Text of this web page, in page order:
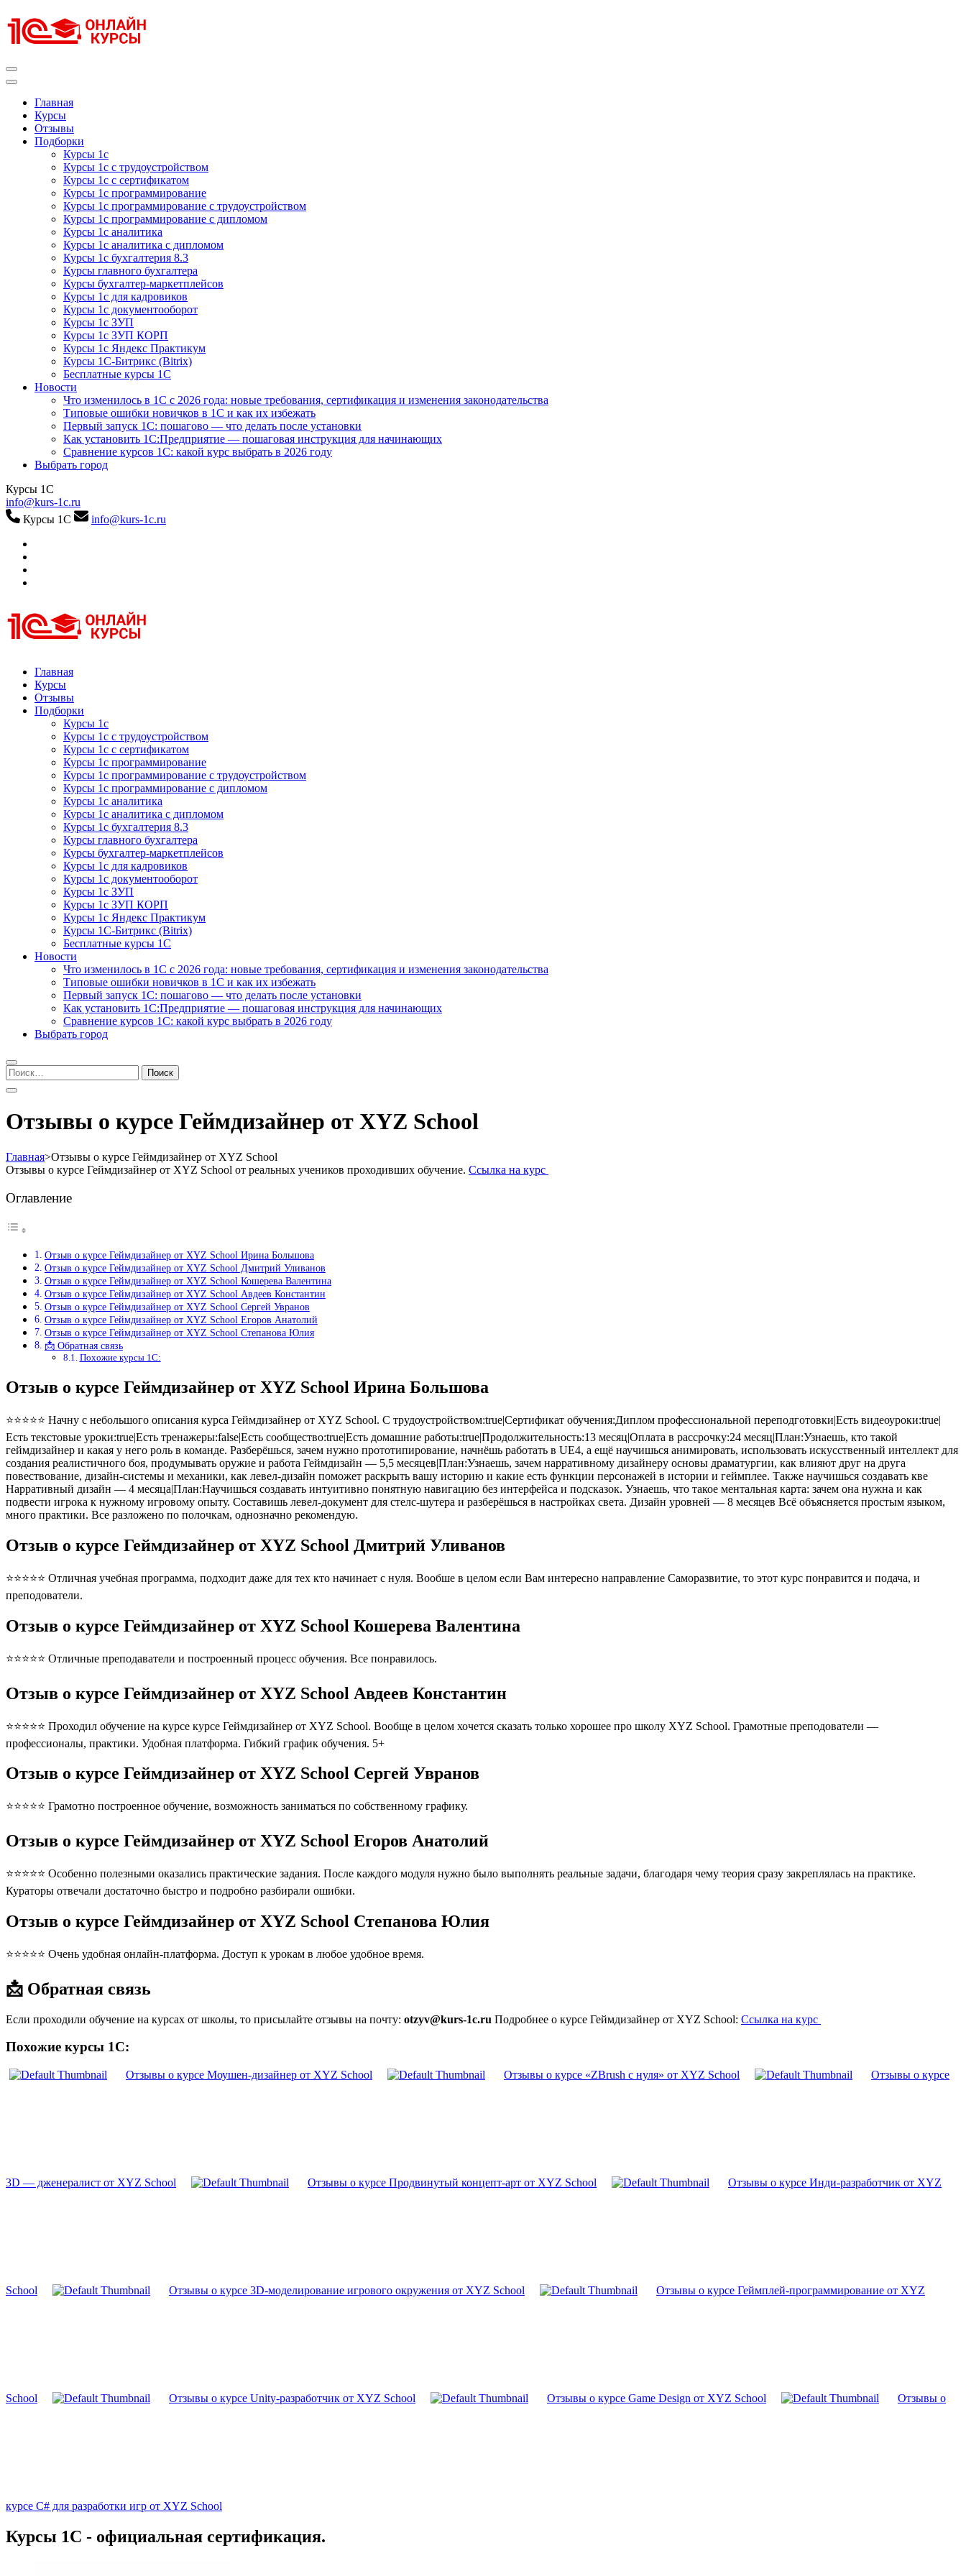
к
содержимому
Главная
Курсы
Отзывы
Подборки
Курсы 1с
Курсы 1с с трудоустройством
Курсы 1с с сертификатом
Курсы 1с программирование
Курсы 1с программирование с трудоустройством
Курсы 1с программирование с дипломом
Курсы 1с аналитика
Курсы 1с аналитика с дипломом
Курсы 1с бухгалтерия 8.3
Курсы главного бухгалтера
Курсы бухгалтер-маркетплейсов
Курсы 1с для кадровиков
Курсы 1с документооборот
Курсы 1с ЗУП
Курсы 1с ЗУП КОРП
Курсы 1с Яндекс Практикум
Курсы 1С-Битрикс (Bitrix)
Бесплатные курсы 1С
Новости
Что изменилось в 1С с 2026 года: новые требования, сертификация и изменения законодательства
Типовые ошибки новичков в 1С и как их избежать
Первый запуск 1С: пошагово — что делать после установки
Как установить 1С:Предприятие — пошаговая инструкция для начинающих
Сравнение курсов 1С: какой курс выбрать в 2026 году
Выбрать город
Курсы 1С
info@kurs-1c.ru
Курсы 1С
info@kurs-1c.ru
Курсы 1С
Курсы 1С официальная сертификация
Главная
Курсы
Отзывы
Подборки
Курсы 1с
Курсы 1с с трудоустройством
Курсы 1с с сертификатом
Курсы 1с программирование
Курсы 1с программирование с трудоустройством
Курсы 1с программирование с дипломом
Курсы 1с аналитика
Курсы 1с аналитика с дипломом
Курсы 1с бухгалтерия 8.3
Курсы главного бухгалтера
Курсы бухгалтер-маркетплейсов
Курсы 1с для кадровиков
Курсы 1с документооборот
Курсы 1с ЗУП
Курсы 1с ЗУП КОРП
Курсы 1с Яндекс Практикум
Курсы 1С-Битрикс (Bitrix)
Бесплатные курсы 1С
Новости
Что изменилось в 1С с 2026 года: новые требования, сертификация и изменения законодательства
Типовые ошибки новичков в 1С и как их избежать
Первый запуск 1С: пошагово — что делать после установки
Как установить 1С:Предприятие — пошаговая инструкция для начинающих
Сравнение курсов 1С: какой курс выбрать в 2026 году
Выбрать город
Найти:
Отзывы о курсе Геймдизайнер от XYZ School
Главная>Отзывы о курсе Геймдизайнер от XYZ School
Отзывы о курсе Геймдизайнер от XYZ School от реальных учеников проходивших обучение. Ссылка на курс
Оглавление
Отзыв о курсе Геймдизайнер от XYZ School Ирина Большова
Отзыв о курсе Геймдизайнер от XYZ School Дмитрий Уливанов
Отзыв о курсе Геймдизайнер от XYZ School Кошерева Валентина
Отзыв о курсе Геймдизайнер от XYZ School Авдеев Константин
Отзыв о курсе Геймдизайнер от XYZ School Сергей Увранов
Отзыв о курсе Геймдизайнер от XYZ School Егоров Анатолий
Отзыв о курсе Геймдизайнер от XYZ School Степанова Юлия
📩 Обратная связь
Похожие курсы 1С:
Отзыв о курсе Геймдизайнер от XYZ School Ирина Большова
⭐⭐⭐⭐⭐ Начну с небольшого описания курса Геймдизайнер от XYZ School. С трудоустройством:true|Сертификат обучения:Диплом профессиональной переподготовки|Есть видеоуроки:true|
Есть текстовые уроки:true|Есть тренажеры:false|Есть сообщество:true|Есть домашние работы:true|Продолжительность:13 месяц|Оплата в рассрочку:24 месяц|План:Узнаешь, кто такой
геймдизайнер и какая у него роль в команде. Разберёшься, зачем нужно прототипирование, начнёшь работать в UE4, а ещё научишься анимировать, использовать искусственный интеллект для
создания реалистичного боя, продумывать оружие и работа Геймдизайн — 5,5 месяцев|План:Узнаешь, зачем нарративному дизайнеру основы драматургии, как влияют друг на друга
повествование, дизайн-системы и механики, как левел-дизайн поможет раскрыть вашу историю и какие есть функции персонажей в истории и геймплее. Также научишься создавать кве
Нарративный дизайн — 4 месяца|План:Научишься создавать интуитивно понятную навигацию без интерфейса и подсказок. Узнаешь, что такое ментальная карта: зачем она нужна и как
подвести игрока к нужному игровому опыту. Составишь левел-документ для стелс-шутера и разберёшься в настройках света. Дизайн уровней — 8 месяцев Всё объясняется простым языком,
много практики. Все разложено по полочкам, однозначно рекомендую.
Отзыв о курсе Геймдизайнер от XYZ School Дмитрий Уливанов
⭐⭐⭐⭐⭐ Отличная учебная программа, подходит даже для тех кто начинает с нуля. Вообше в целом если Вам интересно направление Саморазвитие, то этот курс понравится и подача, и
преподователи.
Отзыв о курсе Геймдизайнер от XYZ School Кошерева Валентина
⭐⭐⭐⭐⭐ Отличные преподаватели и построенный процесс обучения. Все понравилось.
Отзыв о курсе Геймдизайнер от XYZ School Авдеев Константин
⭐⭐⭐⭐⭐ Проходил обучение на курсе курсе Геймдизайнер от XYZ School. Вообще в целом хочется сказать только хорошее про школу XYZ School. Грамотные преподователи —
профессионалы, практики. Удобная платформа. Гибкий график обучения. 5+
Отзыв о курсе Геймдизайнер от XYZ School Сергей Увранов
⭐⭐⭐⭐⭐ Грамотно построенное обучение, возможность заниматься по собственному графику.
Отзыв о курсе Геймдизайнер от XYZ School Егоров Анатолий
⭐⭐⭐⭐⭐ Особенно полезными оказались практические задания. После каждого модуля нужно было выполнять реальные задачи, благодаря чему теория сразу закреплялась на практике.
Кураторы отвечали достаточно быстро и подробно разбирали ошибки.
Отзыв о курсе Геймдизайнер от XYZ School Степанова Юлия
⭐⭐⭐⭐⭐ Очень удобная онлайн-платформа. Доступ к урокам в любое удобное время.
📩 Обратная связь
Если проходили обучение на курсах от школы, то присылайте отзывы на почту: otzyv@kurs-1c.ru Подробнее о курсе Геймдизайнер от XYZ School: Ссылка на курс
Похожие курсы 1С:
Отзывы о курсе Моушен-дизайнер от XYZ School Отзывы о курсе «ZBrush с нуля» от XYZ School Отзывы о курсе
3D — дженералист от XYZ School Отзывы о курсе Продвинутый концепт-арт от XYZ School Отзывы о курсе Инди-разработчик от XYZ
School Отзывы о курсе 3D-моделирование игрового окружения от XYZ School Отзывы о курсе Геймплей-программирование от XYZ
School Отзывы о курсе Unity-разработчик от XYZ School Отзывы о курсе Game Design от XYZ School Отзывы о
курсе C# для разработки игр от XYZ School
Курсы 1С - официальная сертификация.